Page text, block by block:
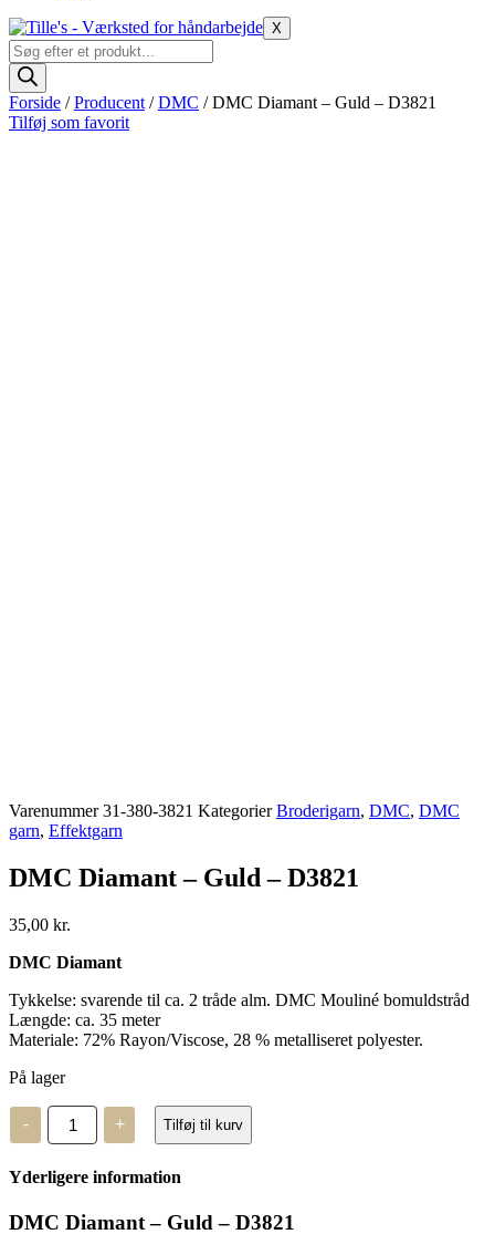
X
Products
search
Forside /Producent /DMC / DMC Diamant – Guld – D3821
Tilføj som favorit
Varenummer31-380-3821 Kategorier Broderigarn, DMC, DMC
garn, Effektgarn
DMC Diamant – Guld – D3821
35,00 kr.
DMC Diamant
Tykkelse: svarende til ca. 2 tråde alm. DMC Mouliné bomuldstråd
Længde: ca. 35 meter
Materiale: 72% Rayon/Viscose, 28 % metalliseret polyester.
På lager
-
DMC
Diamant
-
Guld
-
antal
+ Tilføj til kurv
Yderligere information
DMC Diamant – Guld – D3821